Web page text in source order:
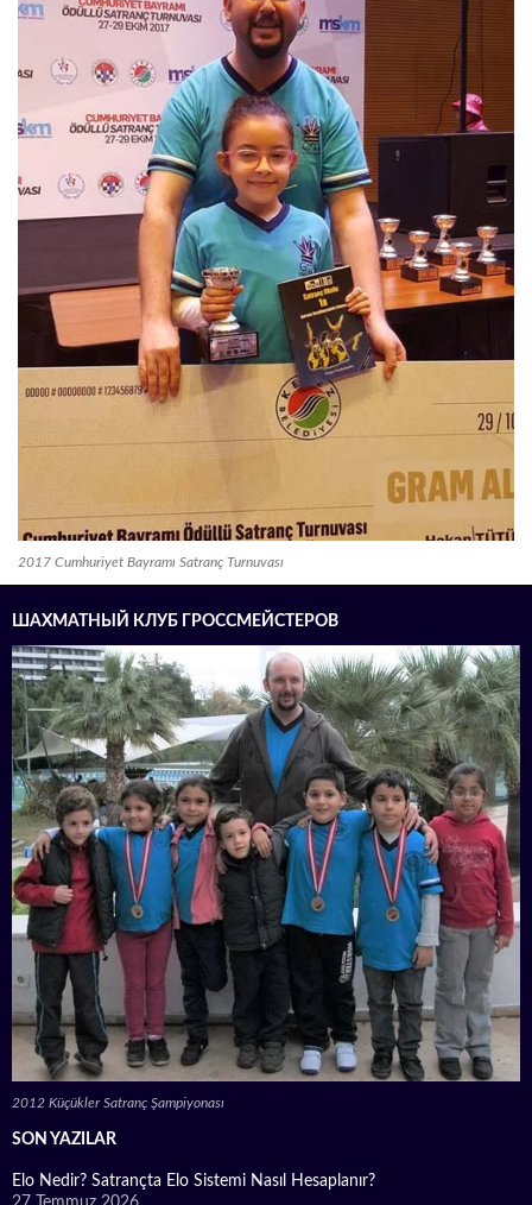
2017 Cumhuriyet Bayramı Satranç Turnuvası
ШАХМАТНЫЙ КЛУБ ГРОССМЕЙСТЕРОВ
2012 Küçükler Satranç Şampiyonası
SON YAZILAR
Elo Nedir? Satrançta Elo Sistemi Nasıl Hesaplanır?